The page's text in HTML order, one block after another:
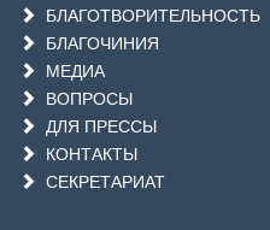
БЛАГОТВОРИТЕЛЬНОСТЬ
БЛАГОЧИНИЯ
МЕДИА
ВОПРОСЫ
ДЛЯ ПРЕССЫ
КОНТАКТЫ
СЕКРЕТАРИАТ